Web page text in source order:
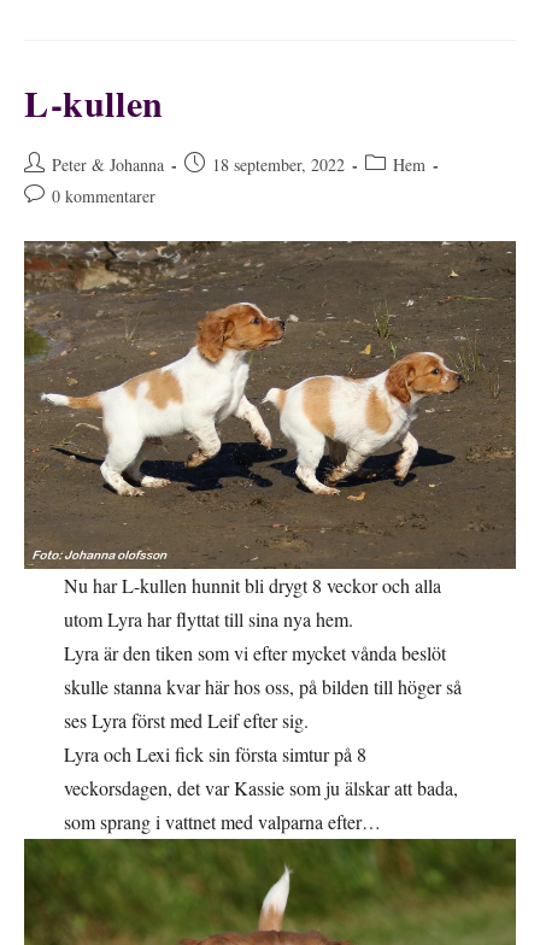
L-kullen
Inläggsförfattare:
Peter & Johanna
Inlägget18 september, 2022 Inläggskategori:
Hem
Kommentarer
inlägget:
0 kommentarer
Nu har L-kullen hunnit bli drygt 8 veckor och alla
utom Lyra har flyttat till sina nya hem.
Lyra är den tiken som vi efter mycket vånda beslöt
skulle stanna kvar här hos oss, på bilden till höger så
ses Lyra först med Leif efter sig.
Lyra och Lexi fick sin första simtur på 8
veckorsdagen, det var Kassie som ju älskar att bada,
som sprang i vattnet med valparna efter…